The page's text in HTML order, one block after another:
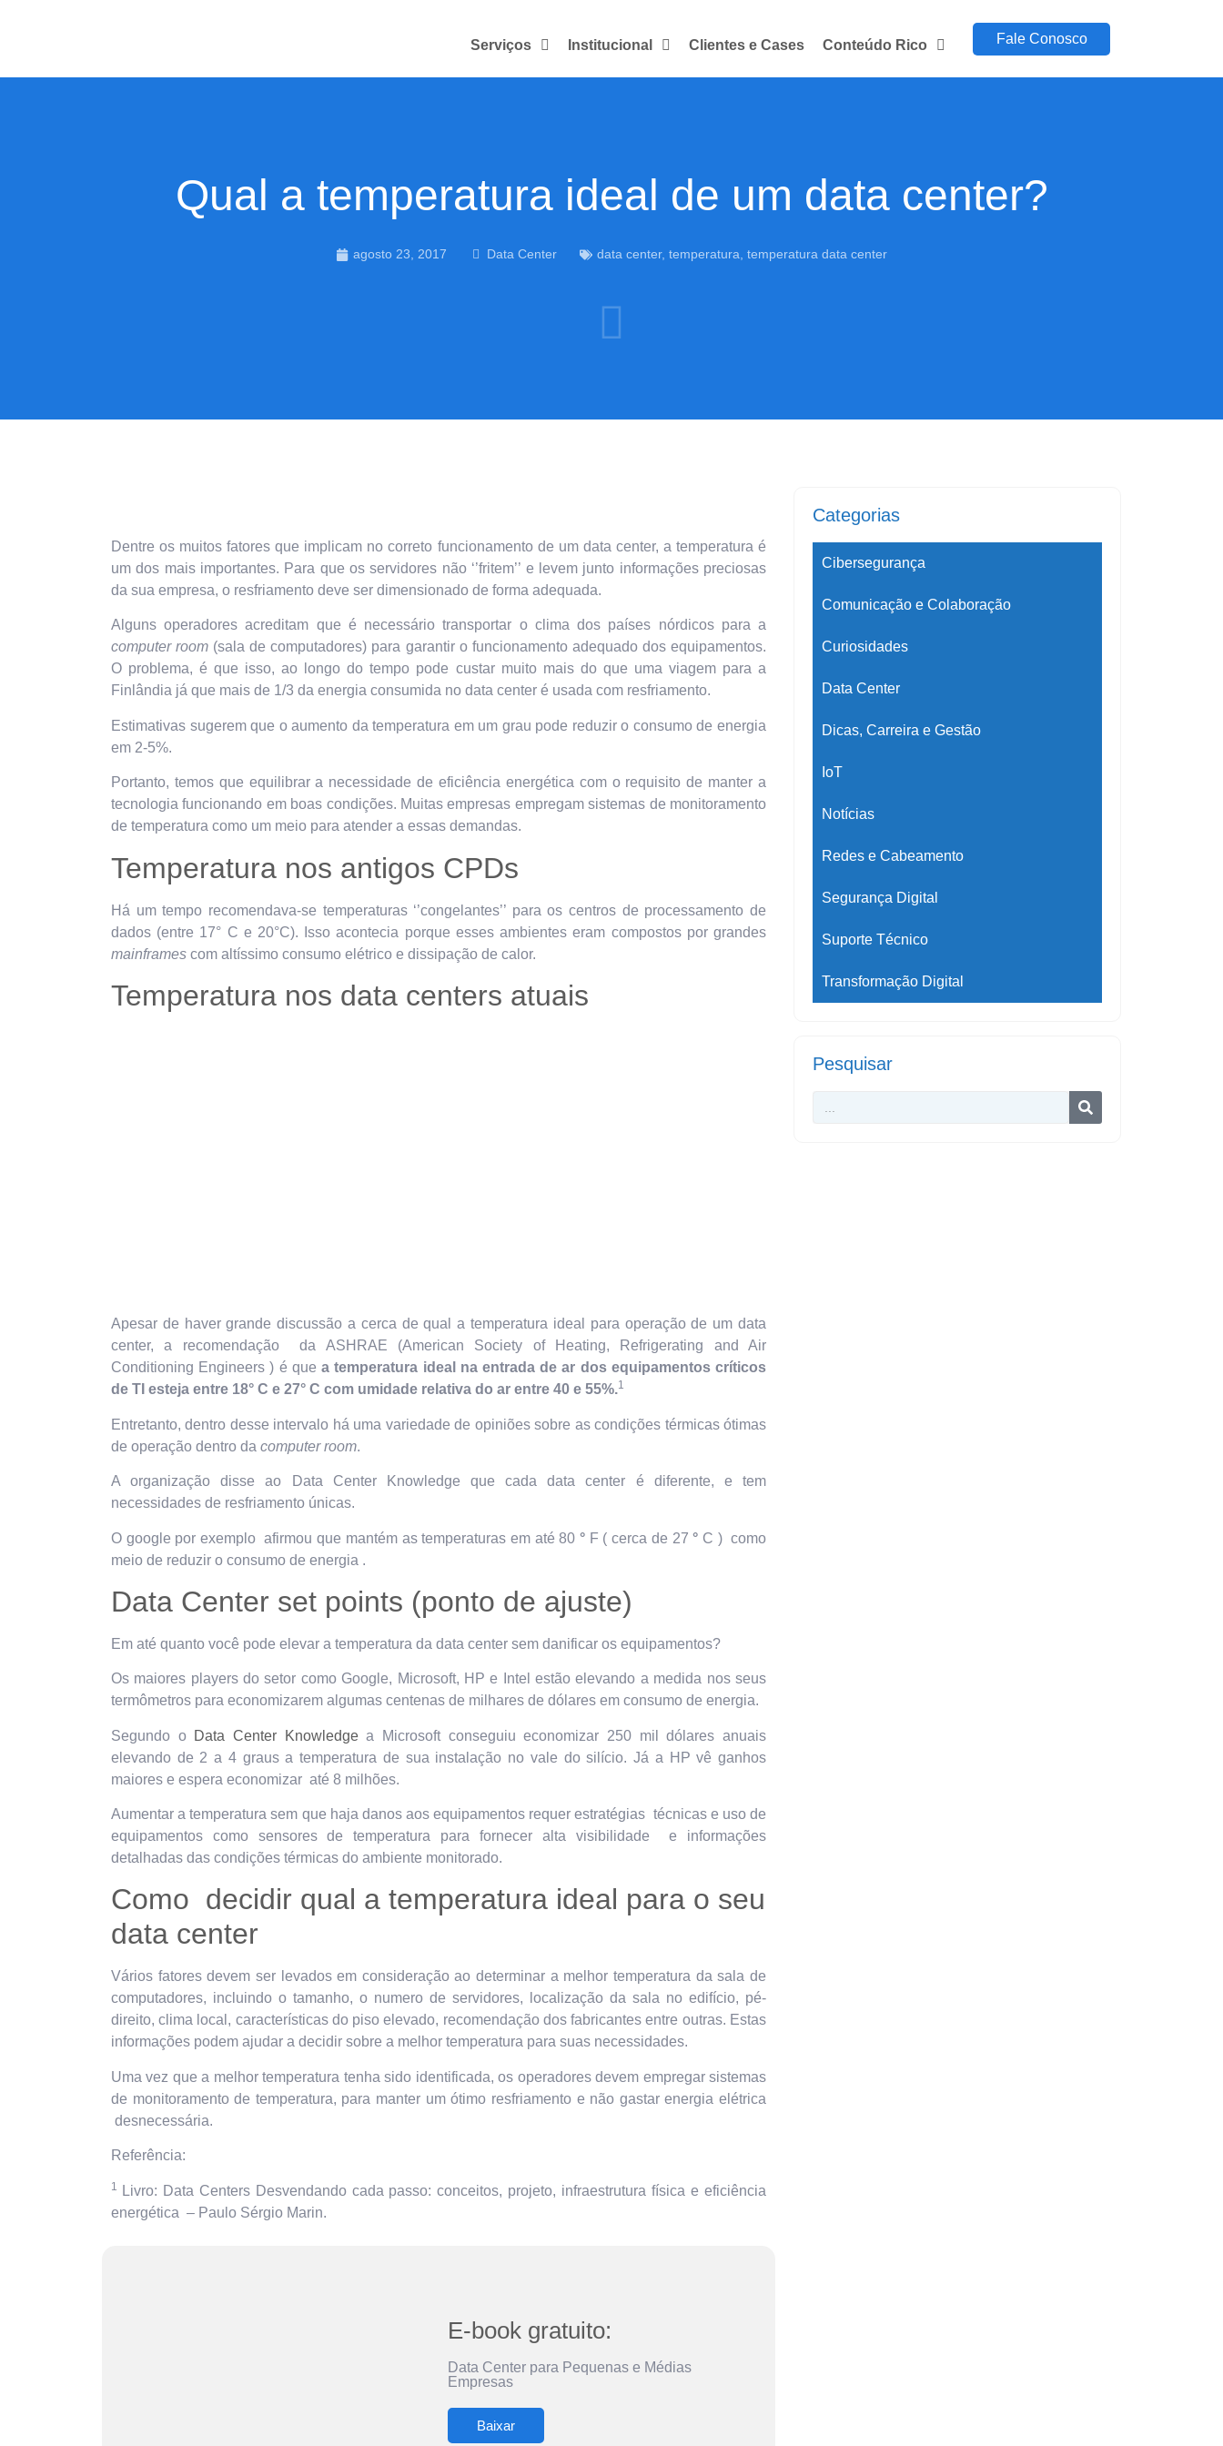
Serviços Institucional Clientes e Cases Conteúdo Rico Fale Conosco
Qual a temperatura ideal de um data center?
agosto 23, 2017 Data Center data center, temperatura temperatura data center
Dentre os muitos fatores que implicam no correto funcionamento de um data center, a temperatura é
um dos mais importantes. Para que os servidores não ‘’fritem’’ e levem junto informações preciosas
da sua empresa, o resfriamento deve ser dimensionado de forma adequada.
Alguns operadores acreditam que é necessário transportar o clima dos países nórdicos para a
computer room (sala de computadores) para garantir o funcionamento adequado dos equipamentos.
O problema, é que isso, ao longo do tempo pode custar muito mais do que uma viagem para a
Finlândia já que mais de 1/3 da energia consumida no data center é usada com resfriamento.
Estimativas sugerem que o aumento da temperatura em um grau pode reduzir o consumo de energia
em 2-5%.
Portanto, temos que equilibrar a necessidade de eficiência energética com o requisito de manter a
tecnologia funcionando em boas condições. Muitas empresas empregam sistemas de monitoramento
de temperatura como um meio para atender a essas demandas.
Temperatura nos antigos CPDs
Há um tempo recomendava-se temperaturas ‘’congelantes’’ para os centros de processamento de
dados (entre 17° C e 20°C). Isso acontecia porque esses ambientes eram compostos por grandes
mainframes com altíssimo consumo elétrico e dissipação de calor.
Temperatura nos data centers atuais
Apesar de haver grande discussão a cerca de qual a temperatura ideal para operação de um data
center, a recomendação da ASHRAE (American Society of Heating, Refrigerating and Air
Conditioning Engineers ) é quea temperatura ideal na entrada de ar dos equipamentos críticos
de TI esteja entre 18° C e 27° C com umidade relativa do ar entre 40 e 55%.1
Entretanto, dentro desse intervalo há uma variedade de opiniões sobre as condições térmicas ótimas
de operação dentro da computer room.
A organização disse ao Data Center Knowledge que cada data center é diferente, e tem
necessidades de resfriamento únicas.
O google por exemplo afirmou que mantém as temperaturas em até 80° F ( cerca de 27° C ) como
meio de reduzir o consumo de energia .
Data Center set points (ponto de ajuste)
Em até quanto você pode elevar a temperatura da data center sem danificar os equipamentos?
Os maiores players do setor como Google, Microsoft, HP e Intel estão elevando a medida nos seus
termômetros para economizarem algumas centenas de milhares de dólares em consumo de energia.
Segundo o Data Center Knowledgea Microsoft conseguiu economizar 250 mil dólares anuais
elevando de 2 a 4 graus a temperatura de sua instalação no vale do silício. Já a HP vê ganhos
maiores e espera economizar até 8 milhões.
Aumentar a temperatura sem que haja danos aos equipamentos requer estratégias técnicas e uso de
equipamentos como sensores de temperatura para fornecer alta visibilidade e informações
detalhadas das condições térmicas do ambiente monitorado.
Como decidir qual a temperatura ideal para o seu
data center
Vários fatores devem ser levados em consideração ao determinar a melhor temperatura da sala de
computadores, incluindo o tamanho, o numero de servidores, localização da sala no edifício, pé-
direito, clima local, características do piso elevado, recomendação dos fabricantes entre outras. Estas
informações podem ajudar a decidir sobre a melhor temperatura para suas necessidades.
Uma vez que a melhor temperatura tenha sido identificada, os operadores devem empregar sistemas
de monitoramento de temperatura, para manter um ótimo resfriamento e não gastar energia elétrica
desnecessária.
Referência:
1
Livro: Data Centers Desvendando cada passo: conceitos, projeto, infraestrutura física e eficiência
energética – Paulo Sérgio Marin.
E-book gratuito:
Data Center para Pequenas e Médias
Empresas
Baixar
Categorias
Cibersegurança
Comunicação e Colaboração
Curiosidades
Data Center
Dicas, Carreira e Gestão
IoT
Notícias
Redes e Cabeamento
Segurança Digital
Suporte Técnico
Transformação Digital
Pesquisar